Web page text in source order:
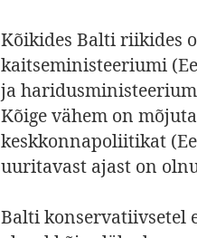
Kõikides Balti riikides
kaitseministeeriumi
ja
Kõige vähem on
keskkonnapoliitikat
uuritavast ajast on
Balti konservatiivsetel